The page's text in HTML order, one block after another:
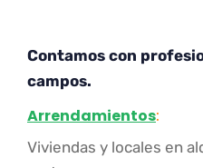
Contamos con
campos.
Arrendamientos:
Viviendas y locales en